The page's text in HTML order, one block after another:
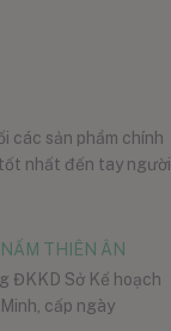
các sản phẩm chính
nhất đến tay người
THIÊN ÂN
ĐKKD Sở Kế hoạch
cấp ngày